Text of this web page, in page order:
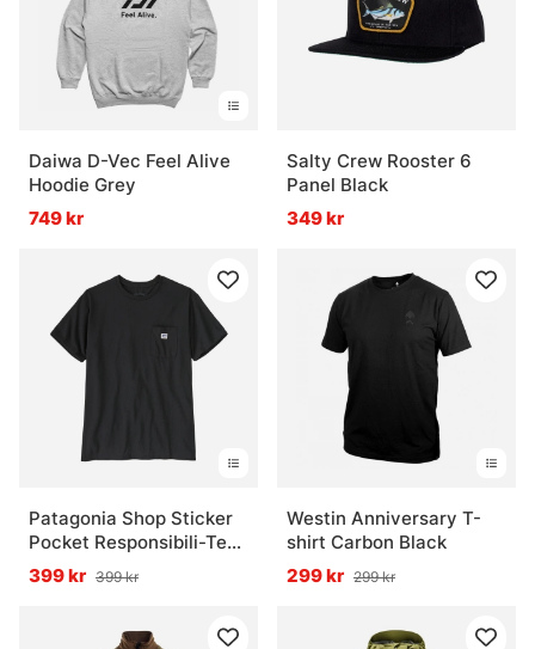
Daiwa D-Vec Feel Alive
Hoodie Grey
749 kr
Salty Crew Rooster 6
Panel Black
349 kr
Patagonia Shop Sticker
Pocket Responsibili-Tee
Black
399 kr 399 kr
Westin Anniversary T-
shirt Carbon Black
299 kr 299 kr